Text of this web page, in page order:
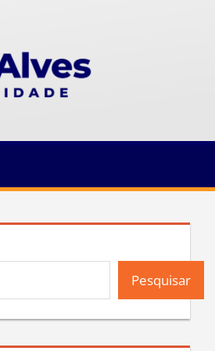
Pesquisar